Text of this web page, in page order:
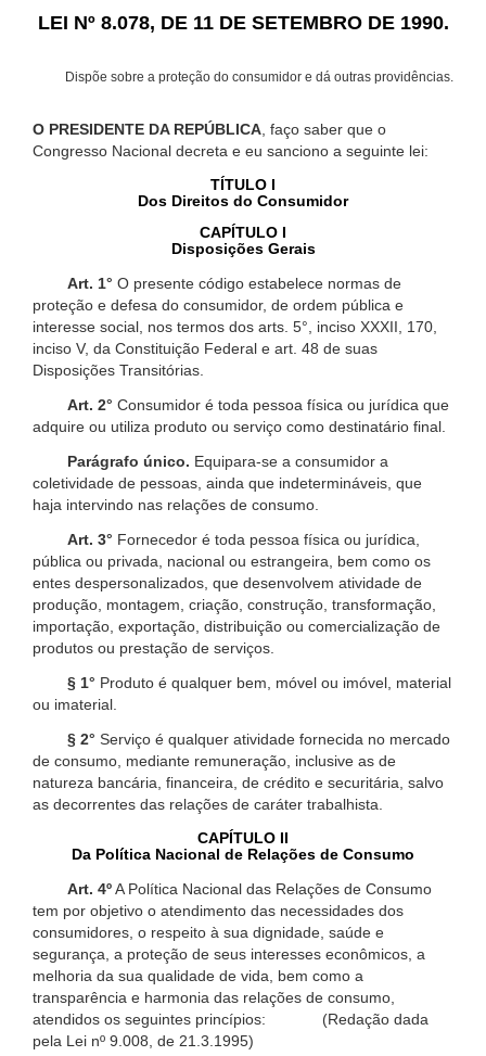
LEI Nº 8.078, DE 11 DE SETEMBRO DE 1990.
Dispõe sobre a proteção do consumidor e dá outras providências.
O PRESIDENTE DA REPÚBLICA , faço saber que o
Congresso Nacional decreta e eu sanciono a seguinte lei:
TÍTULO I
Dos Direitos do Consumidor
CAPÍTULO I
Disposições Gerais
Art. 1° O presente código estabelece normas de
proteção e defesa do consumidor, de ordem pública e
interesse social, nos termos dos arts. 5°, inciso XXXII, 170,
inciso V, da Constituição Federal e art. 48 de suas
Disposições Transitórias.
Art. 2° Consumidor é toda pessoa física ou jurídica que
adquire ou utiliza produto ou serviço como destinatário final.
Parágrafo único. Equipara-se a consumidor a
coletividade de pessoas, ainda que indetermináveis, que
haja intervindo nas relações de consumo.
Art. 3° Fornecedor é toda pessoa física ou jurídica,
pública ou privada, nacional ou estrangeira, bem como os
entes despersonalizados, que desenvolvem atividade de
produção, montagem, criação, construção, transformação,
importação, exportação, distribuição ou comercialização de
produtos ou prestação de serviços.
§ 1° Produto é qualquer bem, móvel ou imóvel, material
ou imaterial.
§ 2° Serviço é qualquer atividade fornecida no mercado
de consumo, mediante remuneração, inclusive as de
natureza bancária, financeira, de crédito e securitária, salvo
as decorrentes das relações de caráter trabalhista.
CAPÍTULO II
Da Política Nacional de Relações de Consumo
Art. 4ºA Política Nacional das Relações de Consumo
tem por objetivo o atendimento das necessidades dos
consumidores, o respeito à sua dignidade, saúde e
segurança, a proteção de seus interesses econômicos, a
melhoria da sua qualidade de vida, bem como a
transparência e harmonia das relações de consumo,
atendidos os seguintes princípios: (Redação dada
pela Lei nº 9.008, de 21.3.1995)